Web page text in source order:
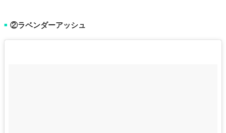
■ ②ラベンダーアッシュ